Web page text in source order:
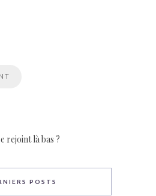
rejoint là bas ?
POSTS